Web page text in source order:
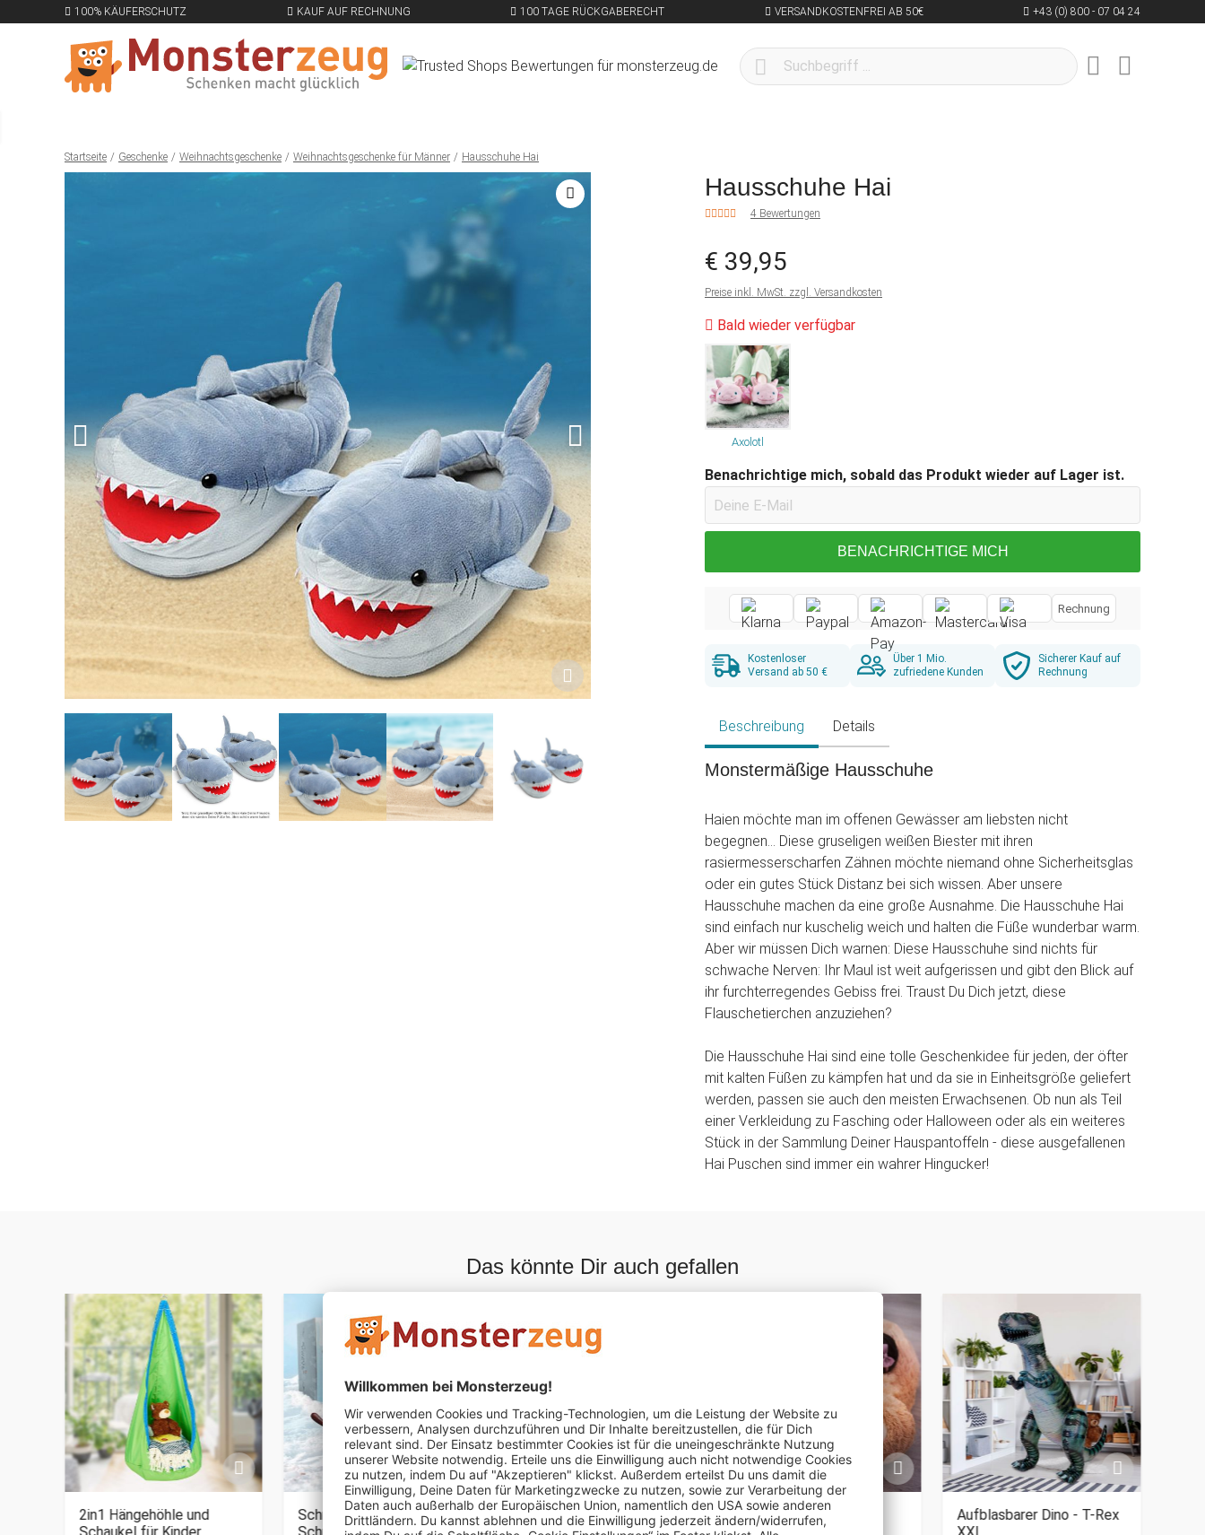
100% KÄUFERSCHUTZ KAUF AUF RECHNUNG 100 TAGE RÜCKGABERECHT VERSANDKOSTENFREI AB 50€ +43 (0) 800 - 07 04 24
Startseite Geschenke Weihnachtsgeschenke Weihnachtsgeschenke für Männer Hausschuhe Hai
Hausschuhe Hai
4 Bewertungen
€ 39,95
Preise inkl. MwSt. zzgl. Versandkosten
Bald wieder verfügbar
Axolotl
Benachrichtige mich, sobald das Produkt wieder auf Lager ist.
BENACHRICHTIGE MICH
Rechnung
Kostenloser
Versand ab 50 €
Über 1 Mio.
zufriedene Kunden
Sicherer Kauf auf
Rechnung
Beschreibung Details
Monstermäßige Hausschuhe
Haien möchte man im offenen Gewässer am liebsten nicht
begegnen... Diese gruseligen weißen Biester mit ihren
rasiermesserscharfen Zähnen möchte niemand ohne Sicherheitsglas
oder ein gutes Stück Distanz bei sich wissen. Aber unsere
Hausschuhe machen da eine große Ausnahme. Die Hausschuhe Hai
sind einfach nur kuschelig weich und halten die Füße wunderbar warm.
Aber wir müssen Dich warnen: Diese Hausschuhe sind nichts für
schwache Nerven: Ihr Maul ist weit aufgerissen und gibt den Blick auf
ihr furchterregendes Gebiss frei. Traust Du Dich jetzt, diese
Flauschetierchen anzuziehen?
Die Hausschuhe Hai sind eine tolle Geschenkidee für jeden, der öfter
mit kalten Füßen zu kämpfen hat und da sie in Einheitsgröße geliefert
werden, passen sie auch den meisten Erwachsenen. Ob nun als Teil
einer Verkleidung zu Fasching oder Halloween oder als ein weiteres
Stück in der Sammlung Deiner Hauspantoffeln - diese ausgefallenen
Hai Puschen sind immer ein wahrer Hingucker!
Das könnte Dir auch gefallen
2in1 Hängehöhle und
Schneemann Bausatz mit
Zauberschnee -
Baby Kuschelkissen -
Aufblasbarer Dino - T-Rex